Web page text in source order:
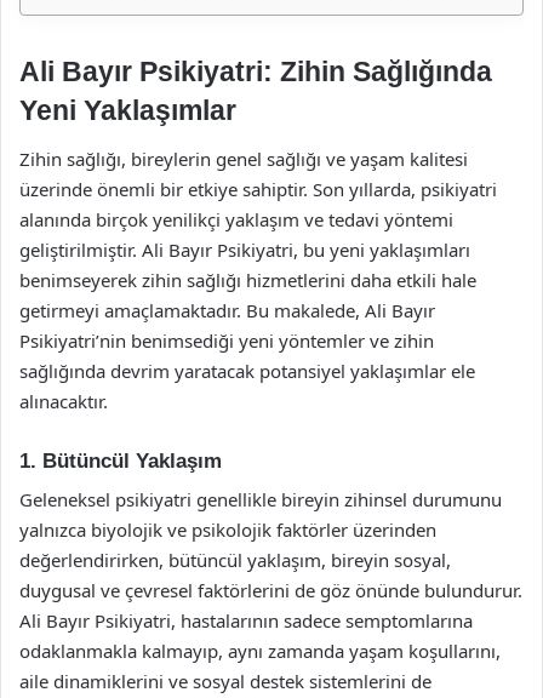
Ali Bayır Psikiyatri: Zihin Sağlığında
Yeni Yaklaşımlar
Zihin sağlığı, bireylerin genel sağlığı ve yaşam kalitesi
üzerinde önemli bir etkiye sahiptir. Son yıllarda, psikiyatri
alanında birçok yenilikçi yaklaşım ve tedavi yöntemi
geliştirilmiştir. Ali Bayır Psikiyatri, bu yeni yaklaşımları
benimseyerek zihin sağlığı hizmetlerini daha etkili hale
getirmeyi amaçlamaktadır. Bu makalede, Ali Bayır
Psikiyatri’nin benimsediği yeni yöntemler ve zihin
sağlığında devrim yaratacak potansiyel yaklaşımlar ele
alınacaktır.
1. Bütüncül Yaklaşım
Geleneksel psikiyatri genellikle bireyin zihinsel durumunu
yalnızca biyolojik ve psikolojik faktörler üzerinden
değerlendirirken, bütüncül yaklaşım, bireyin sosyal,
duygusal ve çevresel faktörlerini de göz önünde bulundurur.
Ali Bayır Psikiyatri, hastalarının sadece semptomlarına
odaklanmakla kalmayıp, aynı zamanda yaşam koşullarını,
aile dinamiklerini ve sosyal destek sistemlerini de